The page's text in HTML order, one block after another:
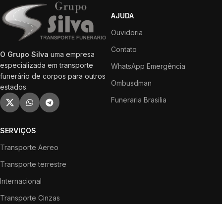
O Grupo Silva uma empresa
especializada em transporte
funerário de corpos para outros
estados.
AJUDA
Ouvidoria
Contato
WhatsApp Emergência
Ombusdman
Funeraria Brasilia
SERVIÇOS
Transporte Aereo
Transporte terrestre
Internacional
Transporte Cinzas